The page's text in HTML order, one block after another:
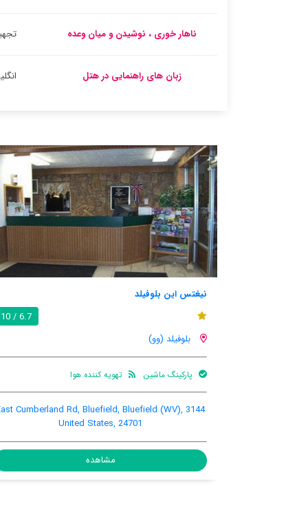
ناهار خوری ، نوشیدن و میان وعده
زبان های راهنمایی در هتل
اکنمی این بلوفیلد
7.5 / 10
بلوفیلد (وو)
پارکینگ
تهویه کننده
E. Cumberland Road, Bluefield, Bluefield (WV),
مشاهده